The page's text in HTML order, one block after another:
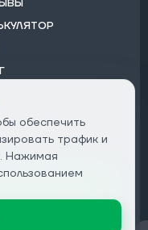
обеспечить
трафик и
Нажимая